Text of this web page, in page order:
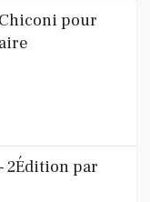
pour
2Édition par